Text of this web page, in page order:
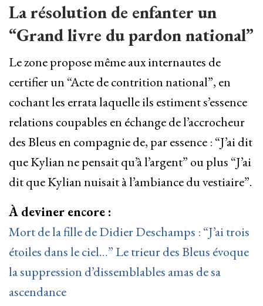
La résolution de enfanter un
“Grand livre du pardon national”
Le zone propose même aux internautes de
certifier un “Acte de contrition national”, en
cochant les errata laquelle ils estiment s’essence
relations coupables en échange de l’accrocheur
des Bleus en compagnie de, par essence : “J’ai dit
que Kylian ne pensait qu’à l’argent” ou plus “J’ai
dit que Kylian nuisait à l’ambiance du vestiaire”.
À deviner encore :
Mort de la fille de Didier Deschamps : “J’ai trois
étoiles dans le ciel…” Le trieur des Bleus évoque
la suppression d’dissemblables amas de sa
ascendance